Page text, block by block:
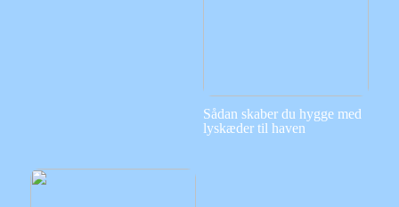
Sådan skaber du hygge med
lyskæder til haven